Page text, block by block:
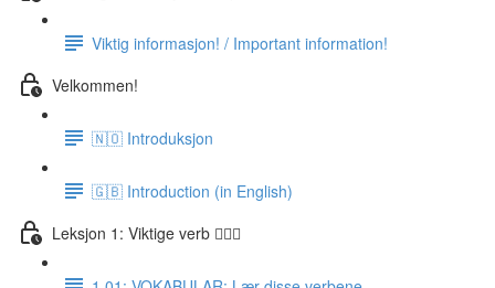
Viktig informasjon! / Important information!
Velkommen!
🇳🇴 Introduksjon
🇬🇧 Introduction (in English)
Leksjon 1: Viktige verb 🏃🏻‍♀️